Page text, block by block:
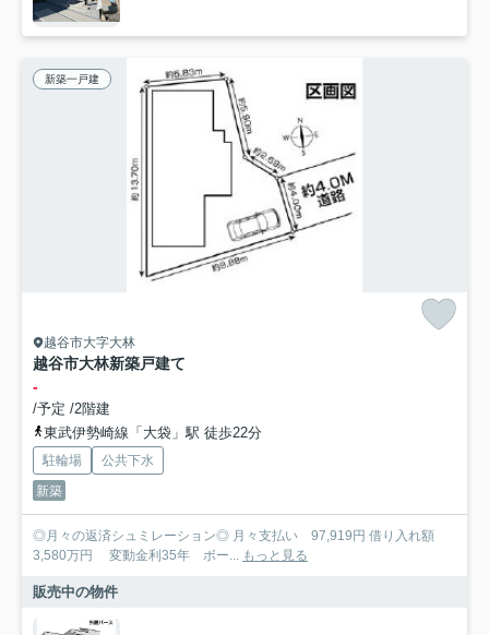
新築一戸建
越谷市大字大林
越谷市大林新築戸建て
-
/予定 /2階建
東武伊勢崎線「大袋」駅 徒歩22分
駐輪場
公共下水
新築
◎月々の返済シュミレーション◎ 月々支払い 97,919円 借り入れ額
3,580万円 変動金利35年 ボー... もっと見る
販売中の物件